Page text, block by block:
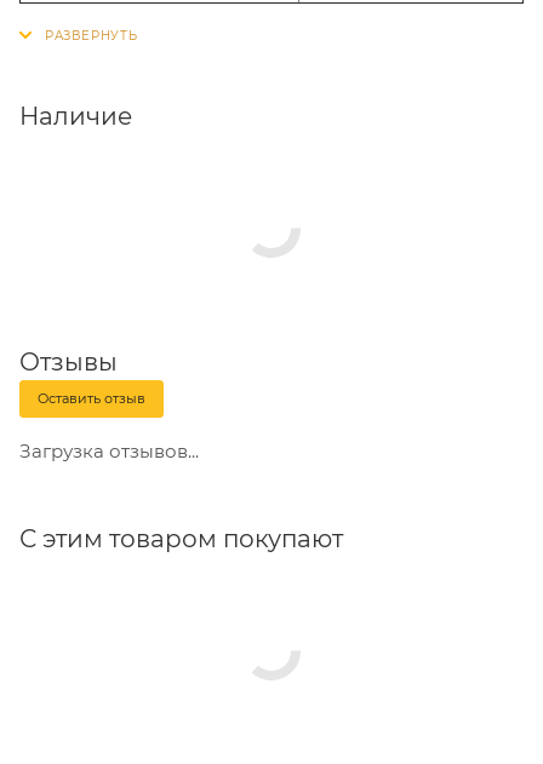
Наличие
Отзывы
Оставить отзыв
Загрузка отзывов...
С этим товаром покупают